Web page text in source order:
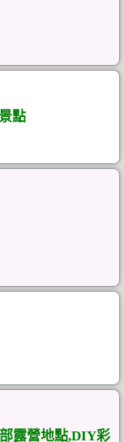
點
露營地點,DIY彩